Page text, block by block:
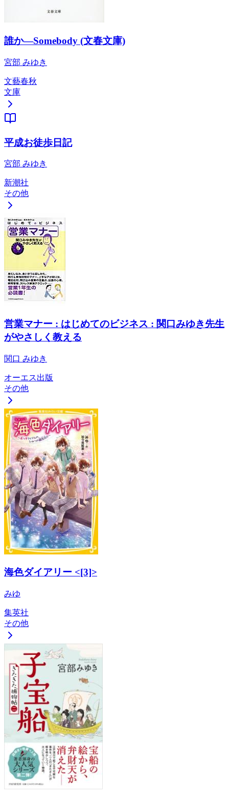
誰か―Somebody (文春文庫)
宮部 みゆき
文藝春秋
文庫
平成お徒歩日記
宮部 みゆき
新潮社
その他
営業マナー : はじめてのビジネス : 関口みゆき先生
がやさしく教える
関口 みゆき
オーエス出版
その他
海色ダイアリー <[3]>
みゆ
集英社
その他